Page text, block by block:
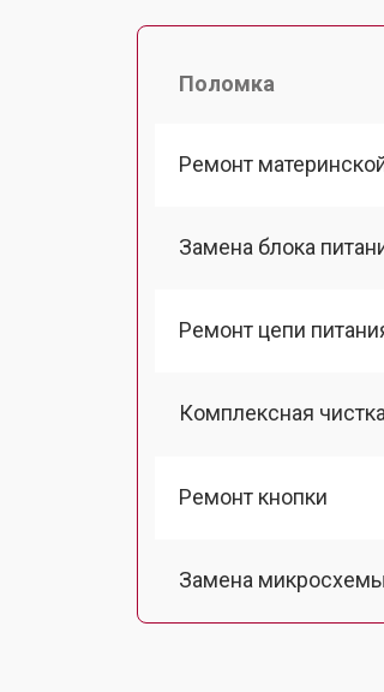
Поломка
Ремонт
Замена блока
Ремонт цепи
Комплексная
Ремонт кнопки
Замена